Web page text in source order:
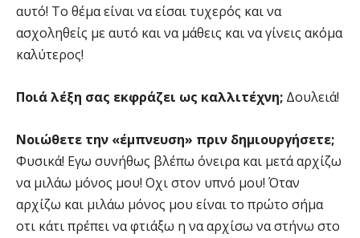
αυτό! Το θέμα είναι να είσαι τυχερός και να
ασχοληθείς με αυτό και να μάθεις και να γίνεις ακόμα
καλύτερος!
Ποιά λέξη σας εκφράζει ως καλλιτέχνη; Δουλειά!
Νοιώθετε την «έμπνευση» πριν δημιουργήσετε;
Φυσικά! Εγω συνήθως βλέπω όνειρα και μετά αρχίζω
να μιλάω μόνος μου! Οχι στον υπνό μου! Όταν
αρχίζω και μιλάω μόνος μου είναι το πρώτο σήμα
οτι κάτι πρέπει να φτιάξω η να αρχίσω να στήνω στο